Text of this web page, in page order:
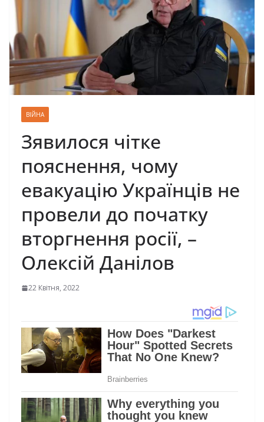
ВІЙНА
Зявилося чітке
пояснення, чому
евакуацію Українців не
провели до початку
вторгнення росії, –
Олексій Данілов
22 Квітня, 2022